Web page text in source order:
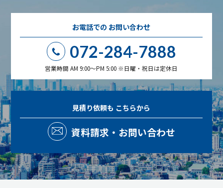
お電話での お問い合わせ
072-284-7888
営業時間 AM 9:00～PM 5:00 ※日曜・祝日は定休日
見積り依頼も こちらから
資料請求・お問い合わせ